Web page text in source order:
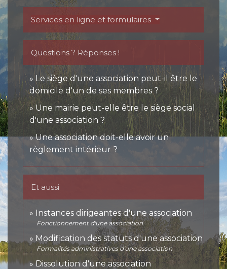
Services en ligne et formulaires
Questions ? Réponses !
Le siège d'une association peut-il être le
domicile d'un de ses membres ?
Une mairie peut-elle être le siège social
d'une association ?
Une association doit-elle avoir un
règlement intérieur ?
Et aussi
Instances dirigeantes d'une association
Fonctionnement d'une association
Modification des statuts d'une association
Formalités administratives d'une association
Dissolution d'une association